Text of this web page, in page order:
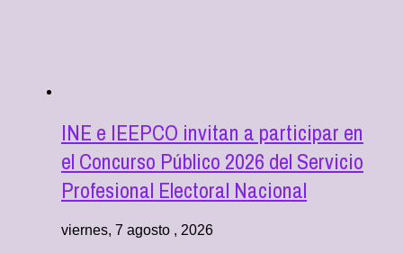
INE e IEEPCO invitan a participar en
el Concurso Público 2026 del Servicio
Profesional Electoral Nacional
viernes, 7 agosto , 2026